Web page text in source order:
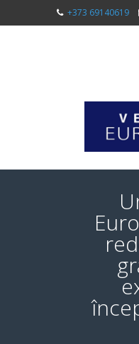
+373 69140619